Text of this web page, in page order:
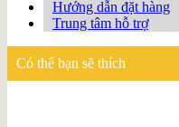
Hướng dẫn đặt hàng
Trung tâm hỗ trợ
Có thể bạn sẽ thích